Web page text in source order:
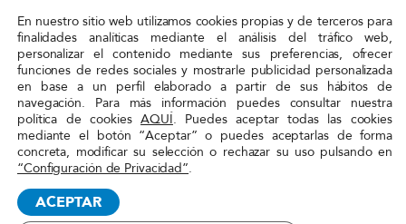
Red
Acoge
Inicio»Campañas
Campañas web
En nuestro sitio web utilizamos cookies propias y de terceros para
finalidades analíticas mediante el análisis del tráfico web,
personalizar el contenido mediante sus preferencias, ofrecer
funciones de redes sociales y mostrarle publicidad personalizada
en base a un perfil elaborado a partir de sus hábitos de
navegación. Para más información puedes consultar nuestra
política de cookiesAQUÍ. Puedes aceptar todas las cookies
mediante el botón “Aceptar” o puedes aceptarlas de forma
concreta, modificar su selección o rechazar su uso pulsando en
“Configuración de Privacidad”.
ACEPTAR